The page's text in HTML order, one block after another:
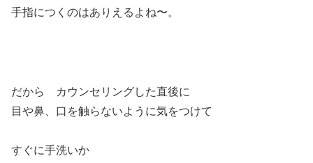
手指につくのはありえるよね〜。
だから カウンセリングした直後に
目や鼻、口を触らないように気をつけて
すぐに手洗いか